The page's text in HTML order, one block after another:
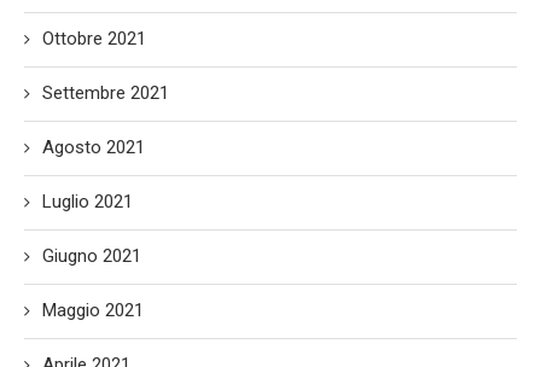
Ottobre 2021
Settembre 2021
Agosto 2021
Luglio 2021
Giugno 2021
Maggio 2021